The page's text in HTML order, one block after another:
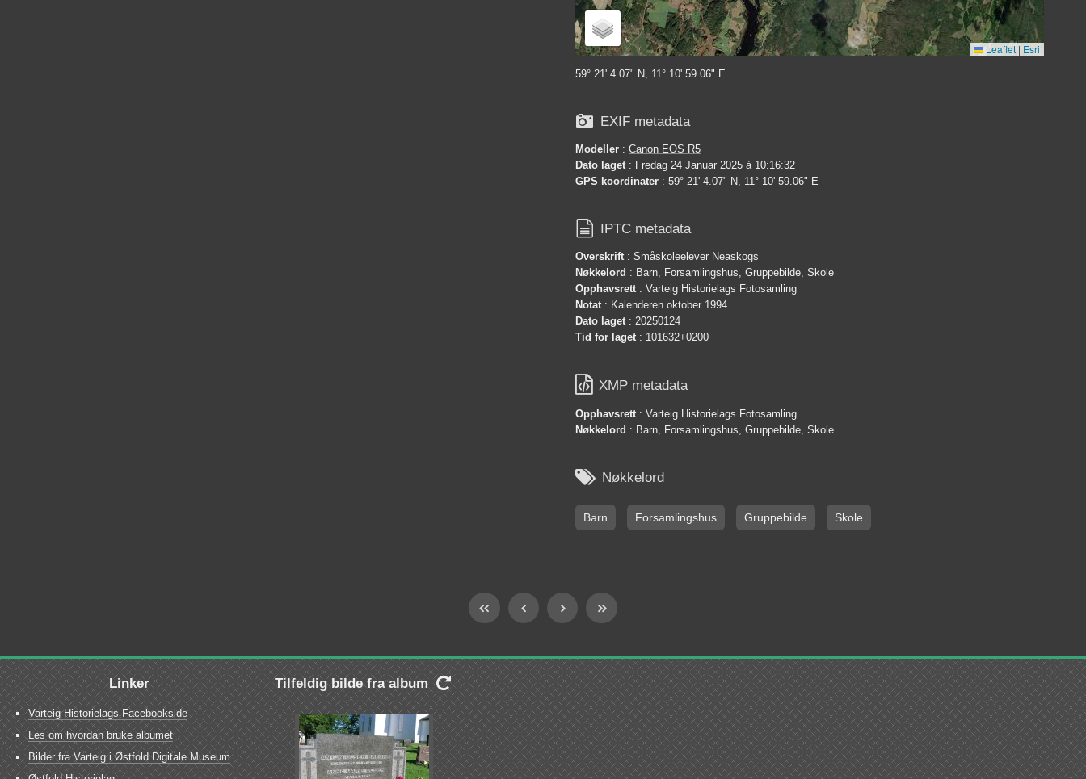
Leaflet | Esri
59° 21' 4.07" N, 11° 10' 59.06" E
 EXIF metadata
Modeller : Canon EOS R5
Dato laget: Fredag 24 Januar 2025 à 10:16:32
GPS koordinater : 59° 21' 4.07" N, 11° 10' 59.06" E
 IPTC metadata
Overskrift: Småskoleelever Neaskogs
Nøkkelord : Barn, Forsamlingshus, Gruppebilde, Skole
Opphavsrett: Varteig Historielags Fotosamling
Notat: Kalenderen oktober 1994
Dato laget: 20250124
Tid for laget: 101632+0200
 XMP metadata
Opphavsrett: Varteig Historielags Fotosamling
Nøkkelord : Barn, Forsamlingshus, Gruppebilde, Skole
 Nøkkelord
Barn Forsamlingshus Gruppebilde Skole
Linker
Varteig Historielags Facebookside
Les om hvordan bruke albumet
Bilder fra Varteig i Østfold Digitale Museum
Tilfeldig bilde fra album 